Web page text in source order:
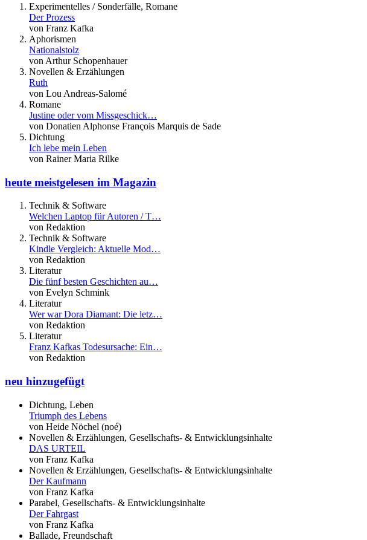
Experimentelles / Sonderfälle, Romane
Der Prozess
von Franz Kafka
Aphorismen
Nationalstolz
von Arthur Schopenhauer
Novellen & Erzählungen
Ruth
von Lou Andreas-Salomé
Romane
Justine oder vom Missgeschick…
von Donatien Alphonse François Marquis de Sade
Dichtung
Ich lebe mein Leben
von Rainer Maria Rilke
heute meistgelesen im Magazin
Technik & Software
Welchen Laptop für Autoren / T…
von Redaktion
Technik & Software
Kindle Vergleich: Aktuelle Mod…
von Redaktion
Literatur
Die fünf besten Geschichten au…
von Evelyn Schmink
Literatur
Wer war Dora Diamant: Die letz…
von Redaktion
Literatur
Franz Kafkas Todesursache: Ein…
von Redaktion
neu hinzugefügt
Dichtung, Leben
Triumph des Lebens
von Heide Nöchel (noé)
Novellen & Erzählungen, Gesellschafts- & Entwicklungsinhalte
DAS URTEIL
von Franz Kafka
Novellen & Erzählungen, Gesellschafts- & Entwicklungsinhalte
Der Kaufmann
von Franz Kafka
Parabel, Gesellschafts- & Entwicklungsinhalte
Der Fahrgast
von Franz Kafka
Ballade, Freundschaft